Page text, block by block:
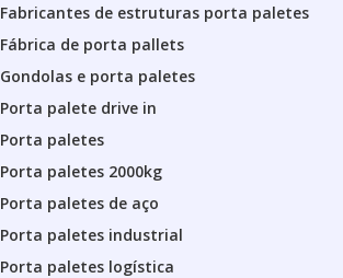
Fabricantes de estruturas porta paletes
Fábrica de porta pallets
Gondolas e porta paletes
Porta palete drive in
Porta paletes
Porta paletes 2000kg
Porta paletes de aço
Porta paletes industrial
Porta paletes logística